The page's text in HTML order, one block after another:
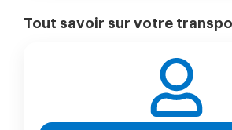
Tout savoir sur votre